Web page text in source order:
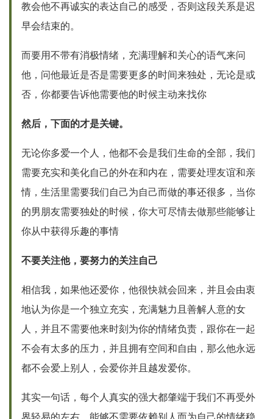
教会他不再诚实的表达自己的感受，否则这段关系是迟
早会结束的。
而要用不带有消极情绪，充满理解和关心的语气来问
他，问他最近是否是需要更多的时间来独处，无论是或
否，你都要告诉他需要他的时候主动来找你
然后，下面的才是关键。
无论你多爱一个人，他都不会是我们生命的全部，我们
需要充实和美化自己的外在和内在，需要处理友谊和亲
情，生活里需要我们自己为自己而做的事还很多，当你
的男朋友需要独处的时候，你大可尽情去做那些能够让
你从中获得乐趣的事情
不要关注他，要努力的关注自己
相信我，如果他还爱你，他很快就会回来，并且会由衷
地认为你是一个独立充实，充满魅力且善解人意的女
人，并且不需要他来时刻为你的情绪负责，跟你在一起
不会有太多的压力，并且拥有空间和自由，那么他永远
都不会爱上别人，会爱你并且越发爱你。
其实一句话，每个人真实的强大都肇端于我们不再受外